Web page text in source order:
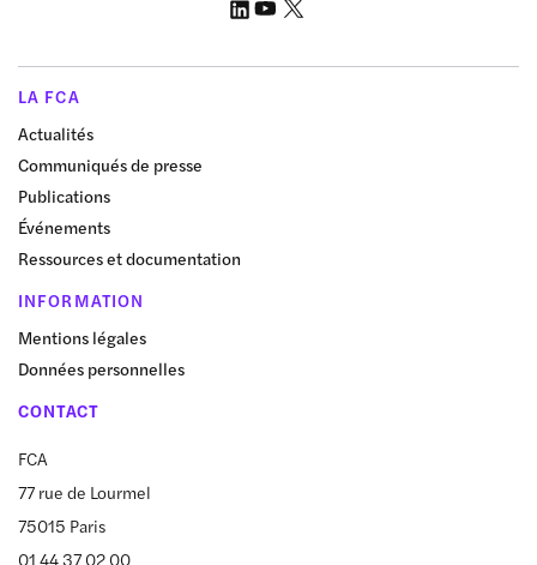
LA FCA
Actualités
Communiqués de presse
Publications
Événements
Ressources et documentation
INFORMATION
Mentions légales
Données personnelles
CONTACT
FCA
77 rue de Lourmel
75015 Paris
01 44 37 02 00